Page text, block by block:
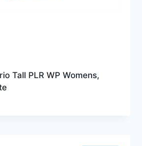
Tall PLR WP Womens,